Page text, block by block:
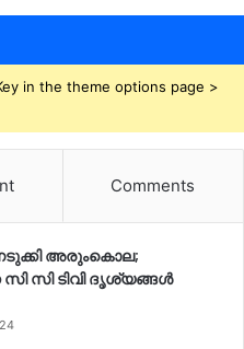
in the theme options page >
Comments
അരുംകൊല;
സി സി ടിവി ദൃശ്യങ്ങൾ